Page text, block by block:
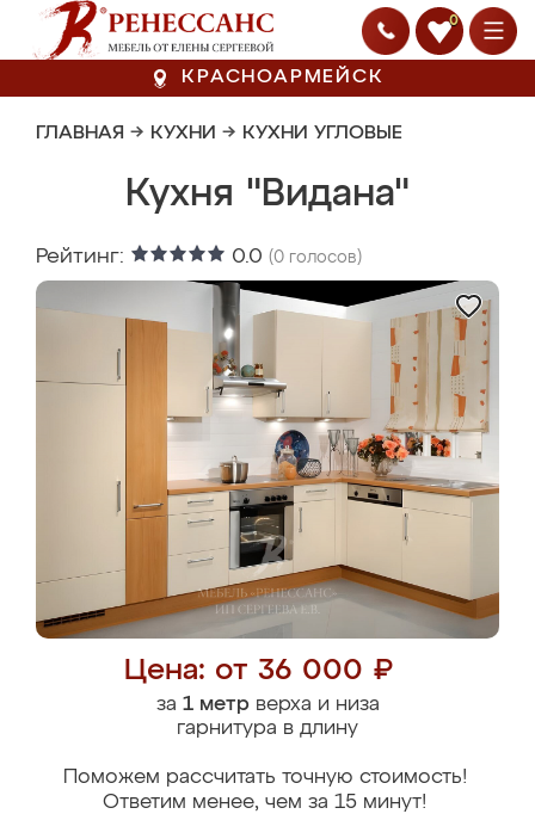
0
КРАСНОАРМЕЙСК
ГЛАВНАЯ → КУХНИ → КУХНИ УГЛОВЫЕ
Кухня "Видана"
Рейтинг: 0.0 (0 голосов)
Цена: от 36 000 ₽
за 1 метрверха и низа
гарнитура в длину
Поможем рассчитать точную стоимость!
Ответим менее, чем за 15 минут!